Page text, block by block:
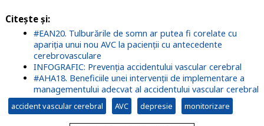
Citește și:
#EAN20. Tulburările de somn ar putea fi corelate cu
apariția unui nou AVC la pacienții cu antecedente
cerebrovasculare
INFOGRAFIC: Prevenția accidentului vascular cerebral
#AHA18. Beneficiile unei intervenții de implementare a
managementului adecvat al accidentului vascular cerebral
accident vascular cerebral AVC depresie monitorizare